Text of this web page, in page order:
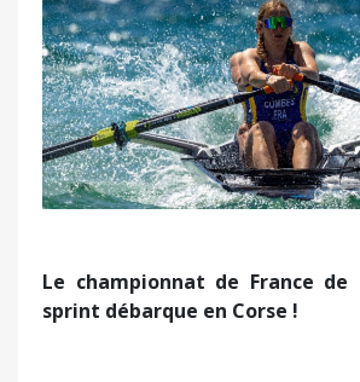
Le championnat de France de
sprint débarque en Corse !